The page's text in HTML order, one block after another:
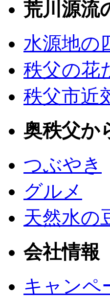
荒川源流
水源地の
秩父の花
秩父市近
奥秩父か
つぶやき
グルメ
天然水の
会社情報
キャンペ